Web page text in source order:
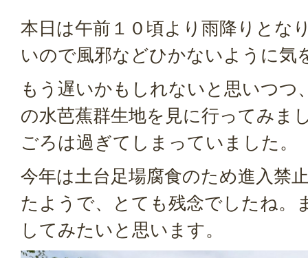
本日は午前１０頃より雨降りとな
いので風邪などひかないように気
もう遅いかもしれないと思いつつ
の水芭蕉群生地を見に行ってみま
ごろは過ぎてしまっていました。
今年は土台足場腐食のため進入禁
たようで、とても残念でしたね。
してみたいと思います。